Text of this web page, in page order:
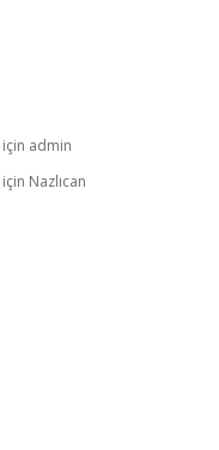
için admin
için Nazlıcan